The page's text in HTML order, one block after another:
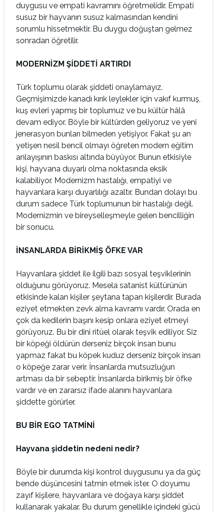
duygusu ve empati kavramını öğretmelidir. Empati
susuz bir hayvanın susuz kalmasından kendini
sorumlu hissetmektir. Bu duygu doğuştan gelmez
sonradan öğretilir.
MODERNİZM ŞİDDETİ ARTIRDI
Türk toplumu olarak şiddeti onaylamayız.
Geçmişimizde kanadı kırık leylekler için vakıf kurmuş,
kuş evleri yapmış bir toplumuz ve bu kültür hâlâ
devam ediyor. Böyle bir kültürden geliyoruz ve yeni
jenerasyon bunları bilmeden yetişiyor. Fakat şu an
yetişen nesil bencil olmayı öğreten modern eğitim
anlayışının baskısı altında büyüyor. Bunun etkisiyle
kişi, hayvana duyarlı olma noktasında eksik
kalabiliyor. Modernizm hastalığı, empatiyi ve
hayvanlara karşı duyarlılığı azaltır. Bundan dolayı bu
durum sadece Türk toplumunun bir hastalığı değil.
Modernizmin ve bireyselleşmeyle gelen bencilliğin
bir sonucu.
İNSANLARDA BİRİKMİŞ ÖFKE VAR
Hayvanlara şiddet ile ilgili bazı sosyal teşviklerinin
olduğunu görüyoruz. Mesela satanist kültürünün
etkisinde kalan kişiler şeytana tapan kişilerdir. Burada
eziyet etmekten zevk alma kavramı vardır. Orada en
çok da kedilerin başını kesip onlara eziyet etmeyi
görüyoruz. Bu bir dini ritüel olarak teşvik ediliyor. Siz
bir köpeği öldürün derseniz birçok insan bunu
yapmaz fakat bu köpek kuduz derseniz birçok insan
o köpeğe zarar verir. İnsanlarda mutsuzluğun
artması da bir sebeptir. İnsanlarda birikmiş bir öfke
vardır ve en zararsız ifade alanını hayvanlara
şiddette görürler.
BU BİR EGO TATMİNİ
Hayvana şiddetin nedeni nedir?
Böyle bir durumda kişi kontrol duygusunu ya da güç
bende düşüncesini tatmin etmek ister. O doyumu
zayıf kişilere, hayvanlara ve doğaya karşı şiddet
kullanarak yakalar. Bu durum genellikle içindeki gücü